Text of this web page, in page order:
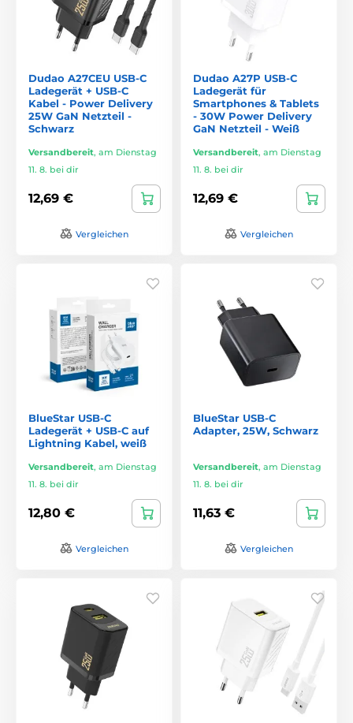
Dudao A27CEU USB-C
Ladegerät + USB-C
Kabel - Power Delivery
25W GaN Netzteil -
Schwarz
Versandbereit, am Dienstag
11. 8. bei dir
12,69 €
Vergleichen
Dudao A27P USB-C
Ladegerät für
Smartphones & Tablets
- 30W Power Delivery
GaN Netzteil - Weiß
Versandbereit, am Dienstag
11. 8. bei dir
12,69 €
Vergleichen
BlueStar USB-C
Ladegerät + USB-C auf
Lightning Kabel, weiß
Versandbereit, am Dienstag
11. 8. bei dir
12,80 €
Vergleichen
BlueStar USB-C
Adapter, 25W, Schwarz
Versandbereit, am Dienstag
11. 8. bei dir
11,63 €
Vergleichen